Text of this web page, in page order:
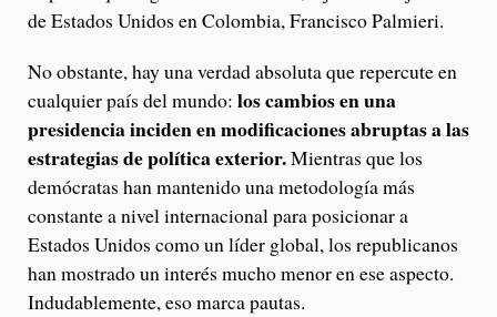
de Estados Unidos en Colombia, Francisco Palmieri.
No obstante, hay una verdad absoluta que repercute en
cualquier país del mundo: los cambios en una
presidencia inciden en modificaciones abruptas a las
estrategias de política exterior.Mientras que los
demócratas han mantenido una metodología más
constante a nivel internacional para posicionar a
Estados Unidos como un líder global, los republicanos
han mostrado un interés mucho menor en ese aspecto.
Indudablemente, eso marca pautas.